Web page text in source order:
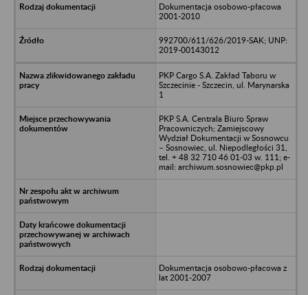
Dokumentacja osobowo-płacowa
2001-2010
992700/611/626/2019-SAK; UNP:
2019-00143012
PKP Cargo S.A. Zakład Taboru w
Szczecinie - Szczecin, ul. Marynarska
1
PKP S.A. Centrala Biuro Spraw
Pracowniczych; Zamiejscowy
Wydział Dokumentacji w Sosnowcu
– Sosnowiec, ul. Niepodległości 31,
tel. + 48 32 710 46 01-03 w. 111; e-
mail: archiwum.sosnowiec@pkp.pl
Dokumentacja osobowo-płacowa z
lat 2001-2007